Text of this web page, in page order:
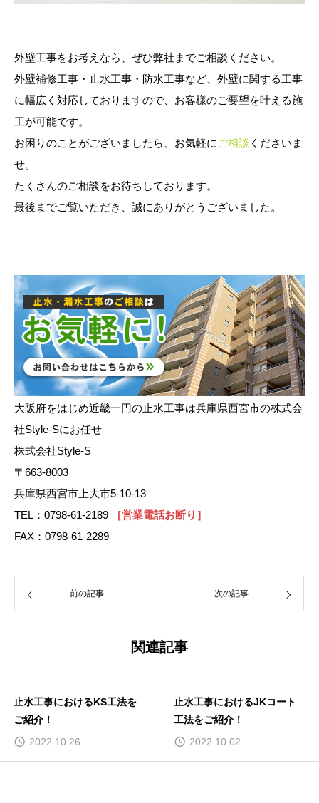
外壁工事をお考えなら、ぜひ弊社までご相談ください。
外壁補修工事・止水工事・防水工事など、外壁に関する工事
に幅広く対応しておりますので、お客様のご要望を叶える施
工が可能です。
お困りのことがございましたら、お気軽に ご相談 くださいま
せ。
たくさんのご相談をお待ちしております。
最後までご覧いただき、誠にありがとうございました。
大阪府をはじめ近畿一円の止水工事は兵庫県西宮市の株式会
社Style-Sにお任せ
株式会社Style-S
〒663-8003
兵庫県西宮市上大市5-10-13
TEL：0798-61-2189
［営業電話お断り］
FAX：0798-61-2289
前の記事 次の記事
関連記事
止水工事におけるKS工法を
ご紹介！
2022.10.26
止水工事におけるJKコート
工法をご紹介！
2022.10.02